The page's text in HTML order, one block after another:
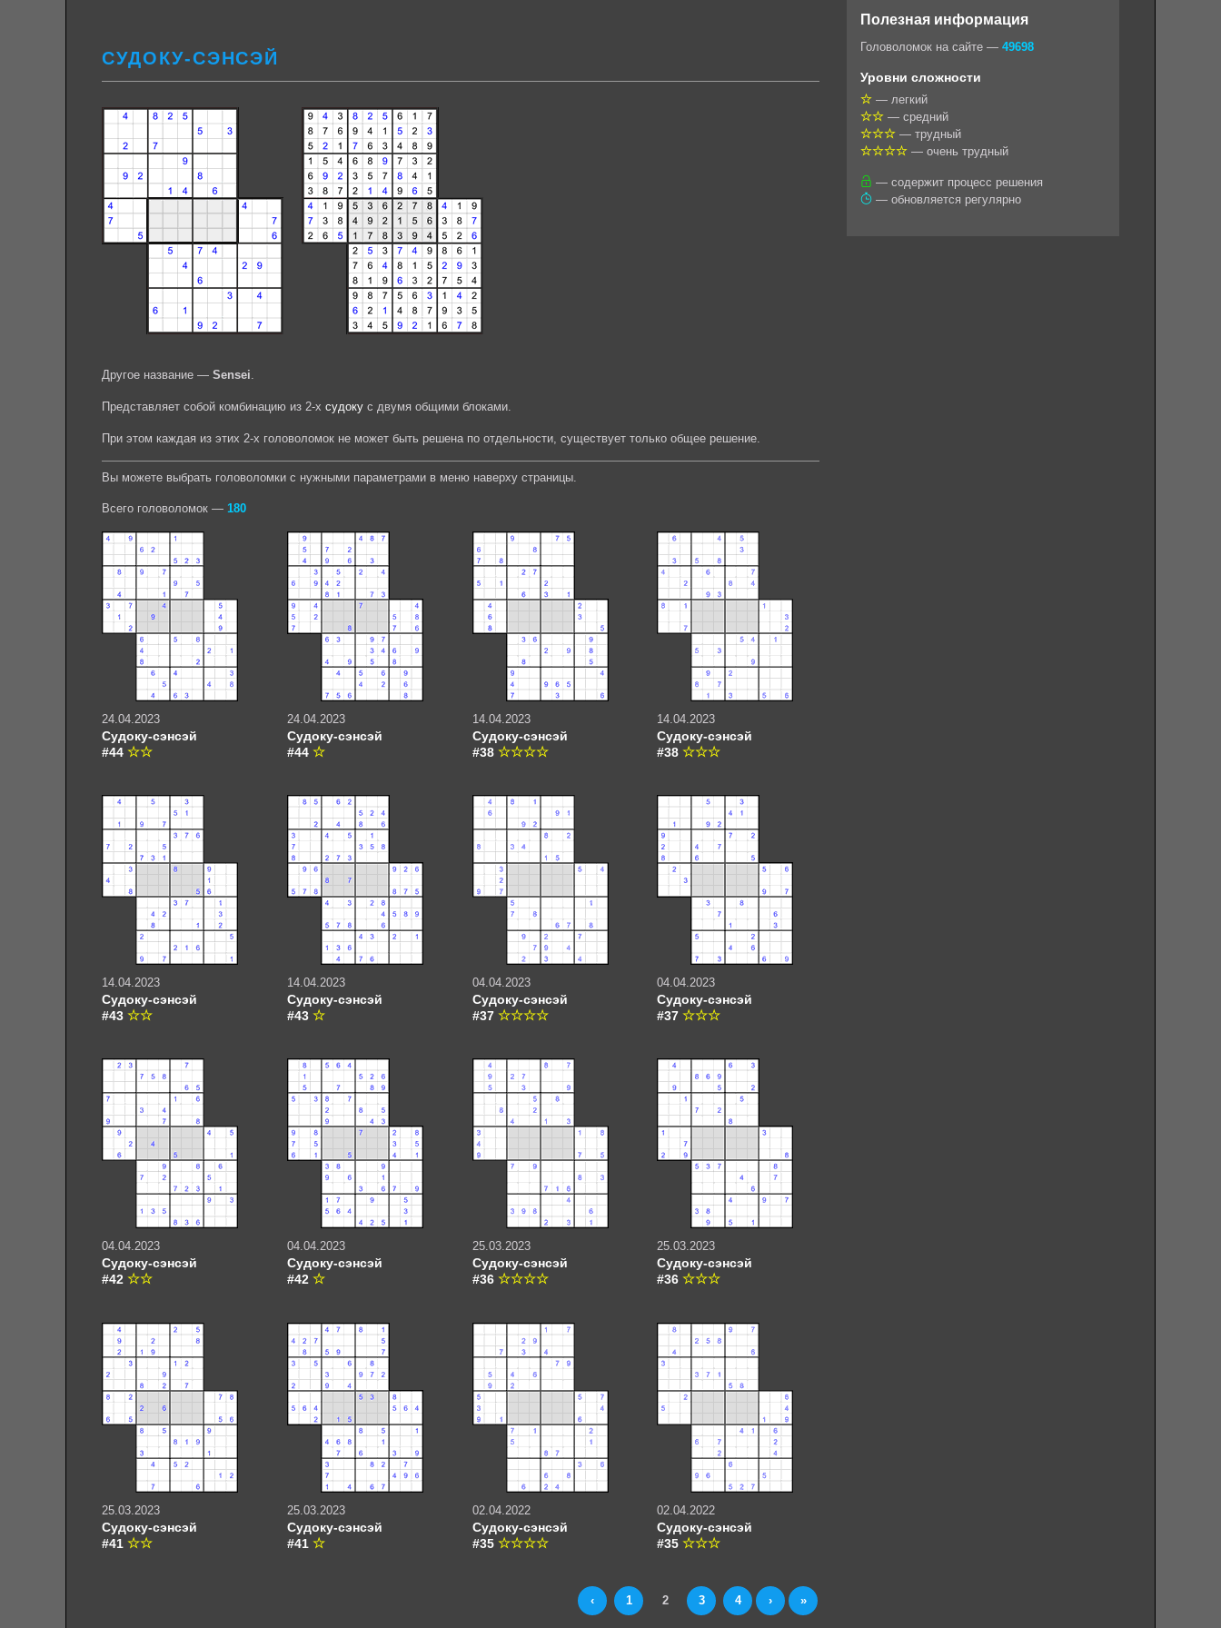
СУДОКУ-СЭНСЭЙ
Другое название — Sensei.
Представляет собой комбинацию из 2-х судоку с двумя общими блоками.
При этом каждая из этих 2-х головоломок не может быть решена по отдельности, существует только общее решение.
Вы можете выбрать головоломки с нужными параметрами в меню наверху страницы.
Всего головоломок — 180
24.04.2023
Судоку-сэнсэй
#44
24.04.2023
Судоку-сэнсэй
#44
14.04.2023
Судоку-сэнсэй
#38
14.04.2023
Судоку-сэнсэй
#38
14.04.2023
Судоку-сэнсэй
#43
14.04.2023
Судоку-сэнсэй
#43
04.04.2023
Судоку-сэнсэй
#37
04.04.2023
Судоку-сэнсэй
#37
04.04.2023
Судоку-сэнсэй
#42
04.04.2023
Судоку-сэнсэй
#42
25.03.2023
Судоку-сэнсэй
#36
25.03.2023
Судоку-сэнсэй
#36
25.03.2023
Судоку-сэнсэй
#41
25.03.2023
Судоку-сэнсэй
#41
02.04.2022
Судоку-сэнсэй
#35
02.04.2022
Судоку-сэнсэй
#35
‹ 1 2 3 4 › »
o
k
a
s
s
n
i
e
g
t
l
Полезная информация
Головоломок на сайте — 49698
Уровни сложности
— легкий
— средний
— трудный
— очень трудный
— содержит процесс решения
— обновляется регулярно